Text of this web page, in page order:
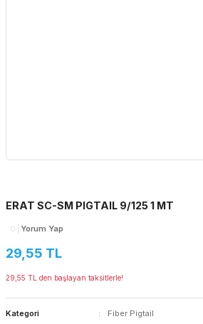
ERAT SC-SM PIGTAIL 9/125 1 MT
0 Yorum Yap
29,55 TL
29,55 TL den başlayan taksitlerle!
Kategori
Fiber Pigtail